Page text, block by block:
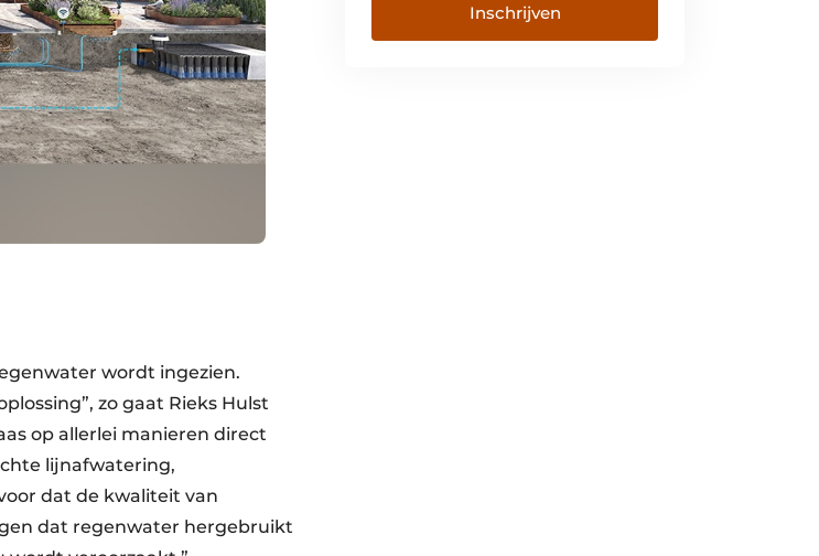
wordt ingezien.
zo gaat Rieks Hulst
op allerlei manieren direct
lijnafwatering,
dat de kwaliteit van
dat regenwater hergebruikt
Inschrijven